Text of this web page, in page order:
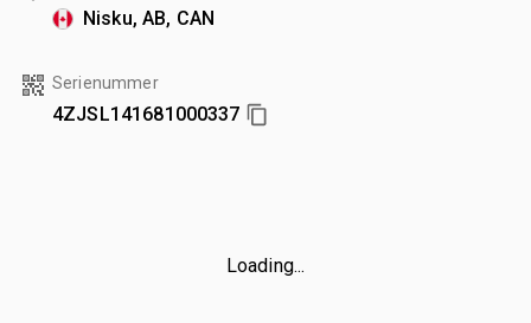
Nisku, AB, CAN
Serienummer
4ZJSL141681000337
Loading...